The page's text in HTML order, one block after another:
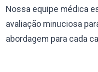
Nossa equipe médica
avaliação minuciosa
abordagem para cada